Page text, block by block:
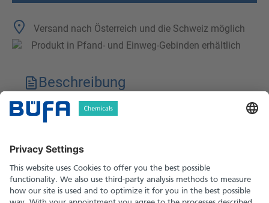
Versand nach Österreich und die Schweiz möglich
Produkt in Pfand- und Einweg-Gebinden erhältlich
Beschreibung
Technische Merkmale
Sicherheitshinweise